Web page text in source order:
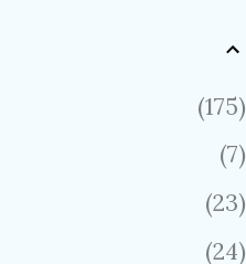
175
7
23
24